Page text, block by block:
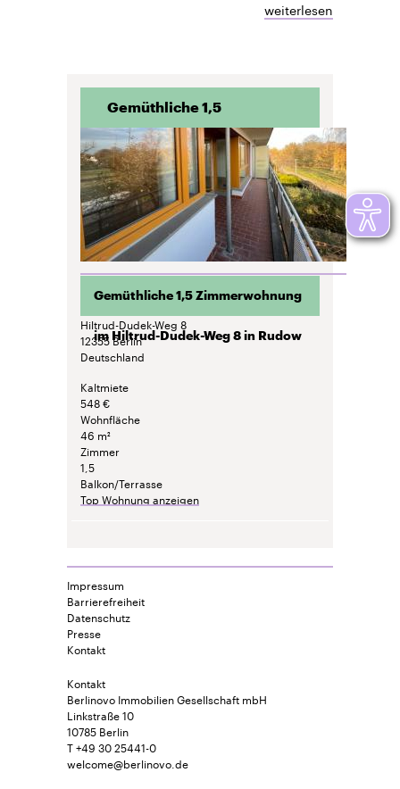
weiterlesen
Gemüthliche 1,5
Zimmerwohnung im
Hiltrud-Dudek-Weg 8 in
Rudow
Gemüthliche 1,5 Zimmerwohnung
im Hiltrud-Dudek-Weg 8 in Rudow
Hiltrud-Dudek-Weg 8
12355Berlin
Deutschland
Kaltmiete
548 €
Wohnfläche
46 m²
Zimmer
1,5
Balkon/Terrasse
Top Wohnung anzeigen
Impressum
Barrierefreiheit
Datenschutz
Presse
Kontakt
Kontakt
Berlinovo Immobilien Gesellschaft mbH
Linkstraße 10
10785 Berlin
T +49 30 25441-0
welcome@berlinovo.de